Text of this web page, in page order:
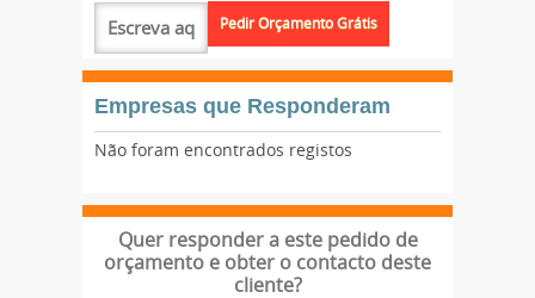
Empresas que Responderam
Não foram encontrados registos
Quer responder a este pedido de
orçamento e obter o contacto deste
cliente?